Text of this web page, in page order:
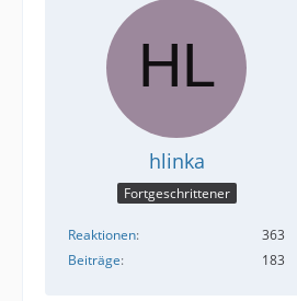
hlinka
Fortgeschrittener
Reaktionen
363
Beiträge
183